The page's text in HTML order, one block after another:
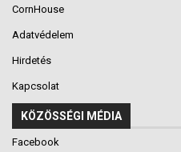
CornHouse
Adatvédelem
Hirdetés
Kapcsolat
KÖZÖSSÉGI MÉDIA
Facebook